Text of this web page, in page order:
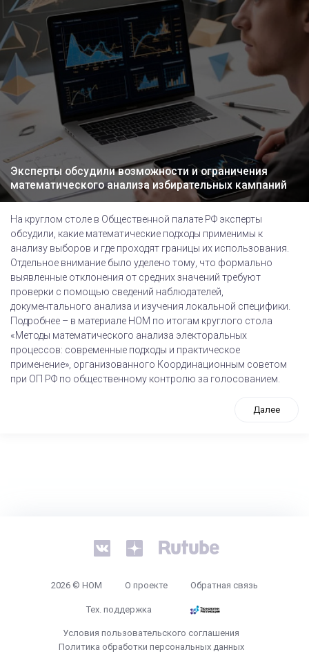
Эксперты обсудили возможности и ограничения
математического анализа избирательных кампаний
На круглом столе в Общественной палате РФ эксперты
обсудили, какие математические подходы применимы к
анализу выборов и где проходят границы их использования.
Отдельное внимание было уделено тому, что формально
выявленные отклонения от средних значений требуют
проверки с помощью сведений наблюдателей,
документального анализа и изучения локальной специфики.
Подробнее – в материале НОМ по итогам круглого стола
«Методы математического анализа электоральных
процессов: современные подходы и практическое
применение», организованного Координационным советом
при ОП РФ по общественному контролю за голосованием.
Далее
2026 © НОМ О проекте Обратная связь
Тех. поддержка
Условия пользовательского соглашения
Политика обработки персональных данных